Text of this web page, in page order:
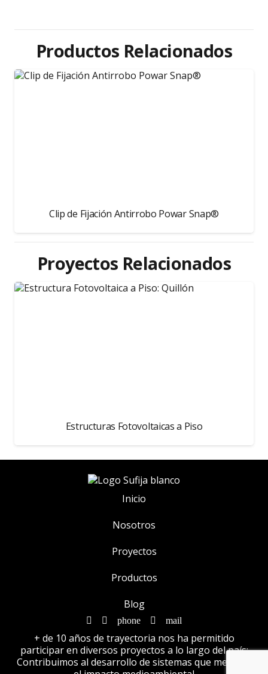
Productos Relacionados
Clip de Fijación Antirrobo Powar Snap®
Proyectos Relacionados
Estructuras Fotovoltaicas a Piso
Inicio
Nosotros
Proyectos
Productos
Blog
phone mail
+ de 10 años de trayectoria nos ha permitido
participar en diversos proyectos a lo largo del país;
Contribuimos al desarrollo de sistemas que mejoran